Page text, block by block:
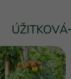
ÚŽITKOVÁ